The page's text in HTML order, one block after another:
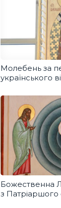
Молебень за
українського
Божественна
з